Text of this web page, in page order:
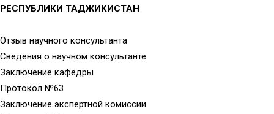
РЕСПУБЛИКИ ТАДЖИКИСТАН
Отзыв научного консультанта
Сведения о научном консультанте
Заключение кафедры
Протокол №63
Заключение экспертной комиссии